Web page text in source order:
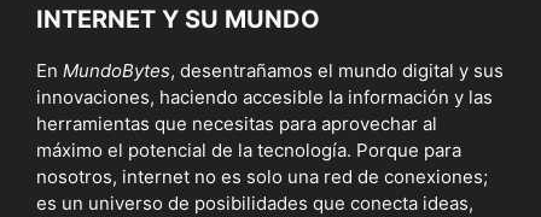
INTERNET Y SU MUNDO
En MundoBytes, desentrañamos el mundo digital y sus
innovaciones, haciendo accesible la información y las
herramientas que necesitas para aprovechar al
máximo el potencial de la tecnología. Porque para
nosotros, internet no es solo una red de conexiones;
es un universo de posibilidades que conecta ideas,